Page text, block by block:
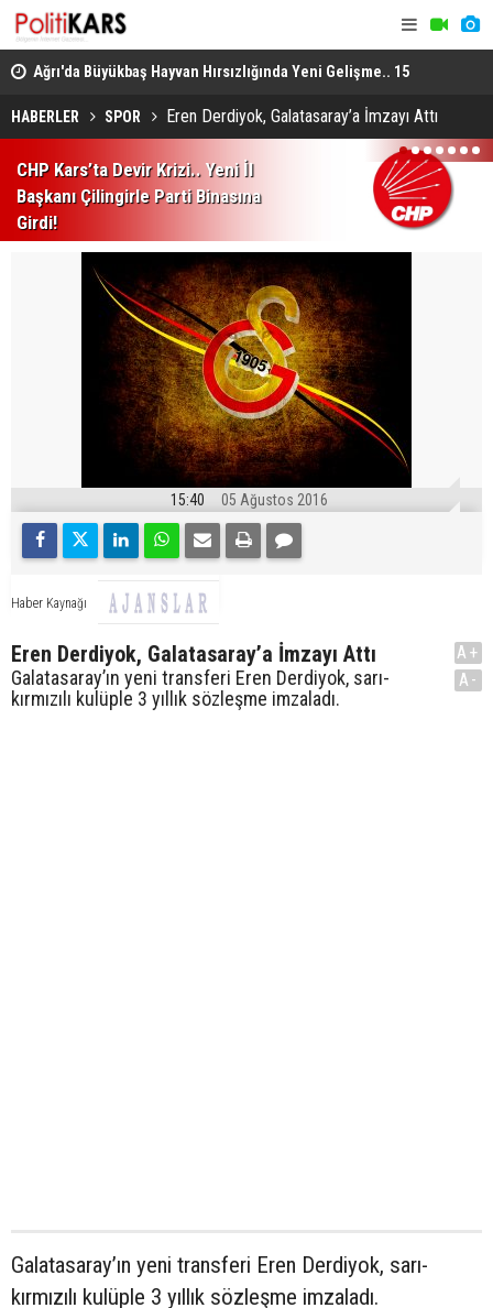
Ağrı'da Büyükbaş Hayvan Hırsızlığında Yeni Gelişme.. 15
Hayvan Doğubayazıt'ta Bulundu!
HABERLER SPOR Eren Derdiyok, Galatasaray’a İmzayı Attı
CHP Kars’ta Devir Krizi.. Yeni İl
Başkanı Çilingirle Parti Binasına
Girdi!
1 2 3 4 5 6 7
15:40 05 Ağustos 2016
Haber Kaynağı
Eren Derdiyok, Galatasaray’a İmzayı Attı
Galatasaray’ın yeni transferi Eren Derdiyok, sarı-
kırmızılı kulüple 3 yıllık sözleşme imzaladı.
A+
A-
Galatasaray’ın yeni transferi Eren Derdiyok, sarı-
kırmızılı kulüple 3 yıllık sözleşme imzaladı.